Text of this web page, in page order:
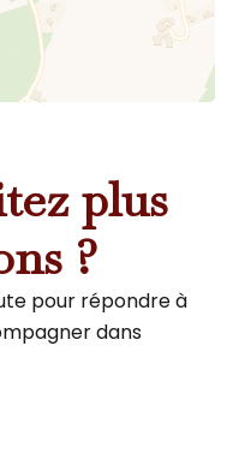
plus
?
pour répondre à
dans